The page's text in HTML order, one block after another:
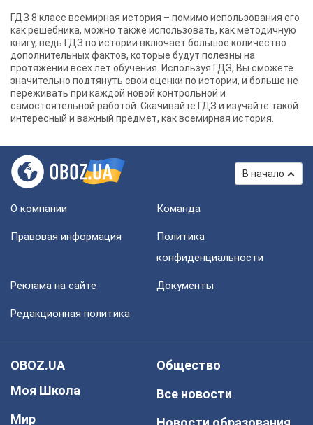
ГДЗ 8 класс всемирная история – помимо использования его
как решебника, можно также использовать, как методичную
книгу, ведь ГДЗ по истории включает большое количество
дополнительных фактов, которые будут полезны на
протяжении всех лет обучения. Используя ГДЗ, Вы сможете
значительно подтянуть свои оценки по истории, и больше не
переживать при каждой новой контрольной и
самостоятельной работой. Скачивайте ГДЗ и изучайте такой
интересный и важный предмет, как всемирная история.
В начало
О компании Команда
Правовая информация
Политика
конфиденциальности
Реклама на сайте Документы
Редакционная политика
OBOZ.UA
Моя Школа
Мир
Общество
Все новости